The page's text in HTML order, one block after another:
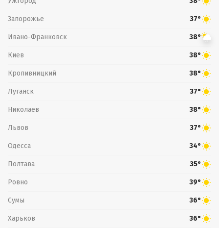
Запорожье 37°
Ивано-Франковск 38°
Киев 38°
Кропивницкий 38°
Луганск 37°
Николаев 38°
Львов 37°
Одесса 34°
Полтава 35°
Ровно 39°
Сумы 36°
Харьков 36°